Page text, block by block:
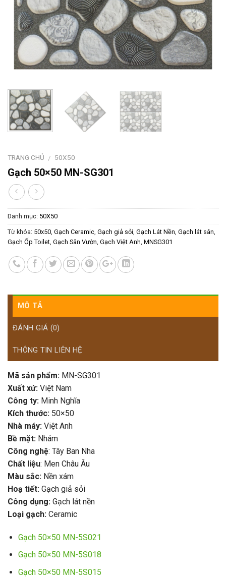
TRANG CHỦ / 50X50
Gạch 50×50 MN-SG301
Danh mục: 50X50
Từ khóa: 50x50, Gạch Ceramic, Gạch giả sỏi, Gạch Lát Nền, Gạch lát sân,
Gạch Ốp Toilet, Gạch Sân Vườn, Gạch Việt Anh, MNSG301
MÔ TẢ
ĐÁNH GIÁ (0)
THÔNG TIN LIÊN HỆ
Mã sản phẩm: MN-SG301
Xuất xứ: Việt Nam
Công ty: Minh Nghĩa
Kích thước: 50×50
Nhà máy: Việt Anh
Bề mặt: Nhám
Công nghệ: Tây Ban Nha
Chất liệu: Men Châu Âu
Màu sắc: Nền xám
Hoạ tiết: Gạch giả sỏi
Công dụng: Gạch lát nền
Loại gạch: Ceramic
Gạch 50×50 MN-5S021
Gạch 50×50 MN-5S018
Gạch 50×50 MN-5S015